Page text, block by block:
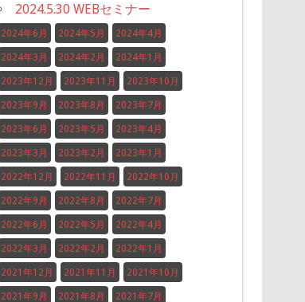
2024.5.30 WEBセミナー
2024年6月 2024年5月 2024年4月
2024年3月 2024年2月 2024年1月
2023年12月 2023年11月 2023年10月
2023年9月 2023年8月 2023年7月
2023年6月 2023年5月 2023年4月
2023年3月 2023年2月 2023年1月
2022年12月 2022年11月 2022年10月
2022年9月 2022年8月 2022年7月
2022年6月 2022年5月 2022年4月
2022年3月 2022年2月 2022年1月
2021年12月 2021年11月 2021年10月
2021年9月 2021年8月 2021年7月